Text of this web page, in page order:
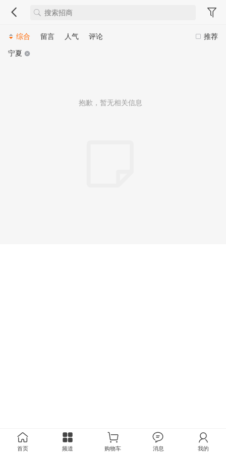
推荐
综合 留言 人气
评论
宁夏
抱歉，暂无相关信息
首页 频道 购物车 消息 我的